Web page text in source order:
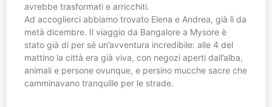
avrebbe trasformati e arricchiti.
Ad accoglierci abbiamo trovato Elena e Andrea, già lì da
metà dicembre. Il viaggio da Bangalore a Mysore è
stato già di per sé un’avventura incredibile: alle 4 del
mattino la città era già viva, con negozi aperti dall’alba,
animali e persone ovunque, e persino mucche sacre che
camminavano tranquille per le strade.